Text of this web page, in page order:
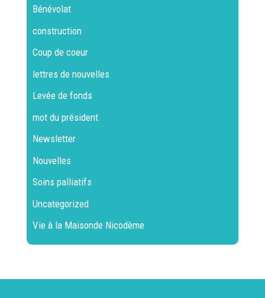
Bénévolat
construction
Coup de coeur
lettres de nouvelles
Levée de fonds
mot du président
Newsletter
Nouvelles
Soins palliatifs
Uncategorized
Vie à la Maisonde Nicodème